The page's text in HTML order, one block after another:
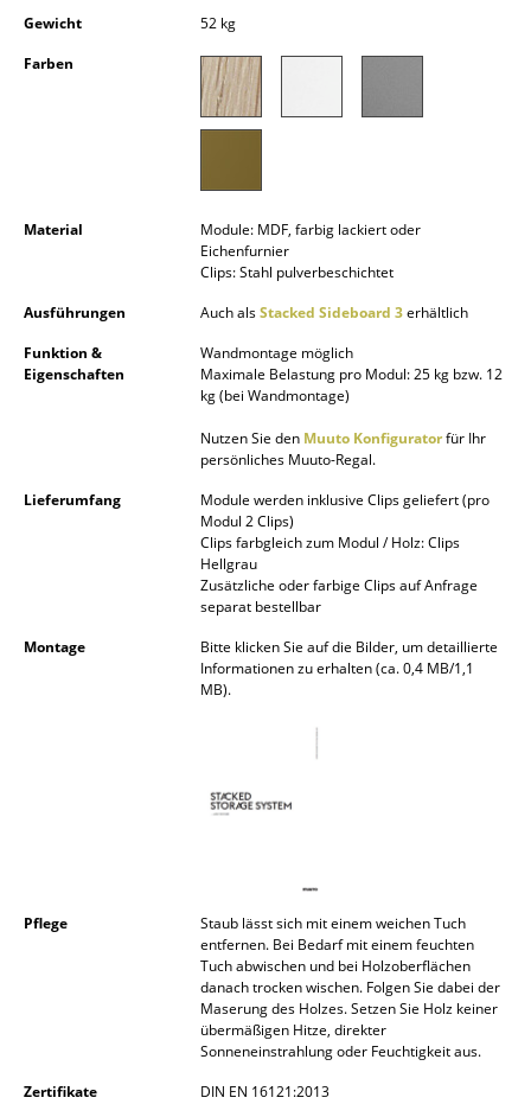
Garderoben
Kleinaufbewahrung
Hängeleuchten & Deckenleuchten
Tischleuchten
Schreibtischleuchten
Stehleuchten & Leseleuchten
Wandleuchten
Outdoor-Leuchten
... alle Leuchten
Nachttische & Bettzubehör
Uhren
Gewicht
52 kg
Farben
Material
Module: MDF, farbig lackiert oder
Eichenfurnier
Clips: Stahl pulverbeschichtet
Ausführungen
Auch alsStacked Sideboard 3erhältlich
Funktion &
Eigenschaften
Wandmontage möglich
Maximale Belastung pro Modul: 25 kg bzw. 12
kg (bei Wandmontage)
Nutzen Sie den Muuto Konfiguratorfür Ihr
persönliches Muuto-Regal.
Lieferumfang
Module werden inklusive Clips geliefert (pro
Modul 2 Clips)
Clips farbgleich zum Modul / Holz: Clips
Hellgrau
Zusätzliche oder farbige Clips auf Anfrage
separat bestellbar
Montage
Bitte klicken Sie auf die Bilder, um detaillierte
Informationen zu erhalten (ca. 0,4 MB/1,1
MB).
Pflege
Staub lässt sich mit einem weichen Tuch
entfernen. Bei Bedarf mit einem feuchten
Tuch abwischen und bei Holzoberflächen
danach trocken wischen. Folgen Sie dabei der
Maserung des Holzes. Setzen Sie Holz keiner
übermäßigen Hitze, direkter
Sonneneinstrahlung oder Feuchtigkeit aus.
Zertifikate
DIN EN 16121:2013